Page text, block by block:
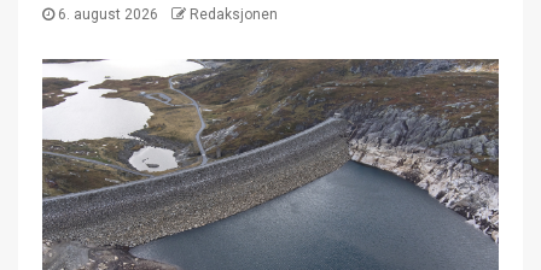
6. august 2026 Redaksjonen